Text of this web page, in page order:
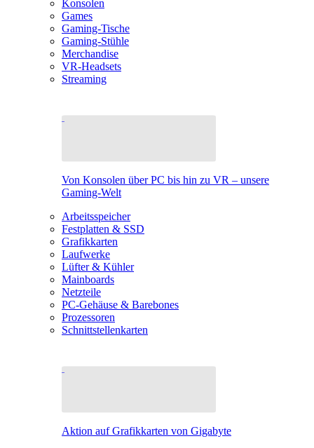
Konsolen
Games
Gaming-Tische
Gaming-Stühle
Merchandise
VR-Headsets
Streaming
Von Konsolen über PC bis hin zu VR – unsere
Gaming-Welt
Arbeitsspeicher
Festplatten & SSD
Grafikkarten
Laufwerke
Lüfter & Kühler
Mainboards
Netzteile
PC-Gehäuse & Barebones
Prozessoren
Schnittstellenkarten
Aktion auf Grafikkarten von Gigabyte